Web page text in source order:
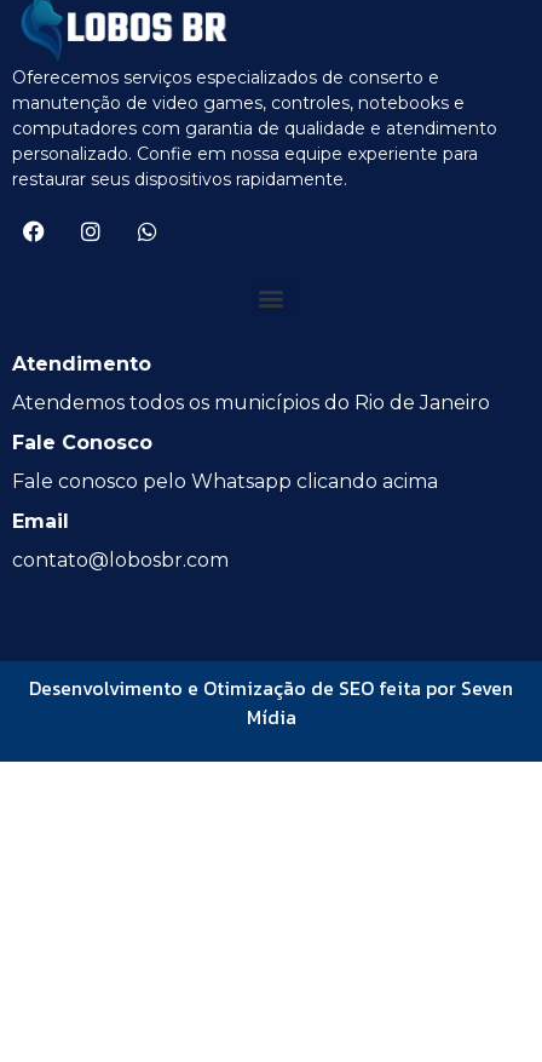
Oferecemos serviços especializados de conserto e
manutenção de video games, controles, notebooks e
computadores com garantia de qualidade e atendimento
personalizado. Confie em nossa equipe experiente para
restaurar seus dispositivos rapidamente.
Atendimento
Atendemos todos os municípios do Rio de Janeiro
Fale Conosco
Fale conosco pelo Whatsapp clicando acima
Email
contato@lobosbr.com
Desenvolvimento e Otimização de SEO feita por Seven
Mídia